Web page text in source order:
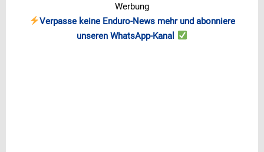
Werbung
Verpasse keine Enduro-News mehr und abonniere
unseren WhatsApp-Kanal